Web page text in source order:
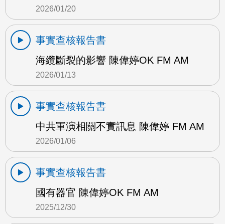
2026/01/20
事實查核報告書
海纜斷裂的影響 陳偉婷OK FM AM
2026/01/13
事實查核報告書
中共軍演相關不實訊息 陳偉婷 FM AM
2026/01/06
事實查核報告書
國有器官 陳偉婷OK FM AM
2025/12/30